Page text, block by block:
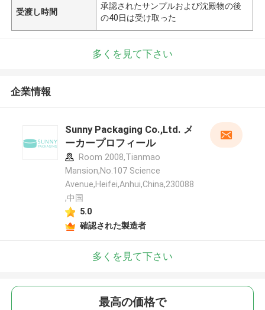
受渡し時間
承認されたサンプルおよび沈殿物の後
の40日は受け取った
多くを見て下さい
企業情報
Sunny Packaging Co.,Ltd. メ
ーカープロフィール
Room 2008,Tianmao
Mansion,No.107 Science
Avenue,Heifei,Anhui,China,230088
,中国
5.0
確認された製造者
多くを見て下さい
最高の価格で